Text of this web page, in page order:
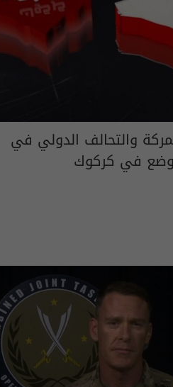
والتحالف الدولي في
في كركوك